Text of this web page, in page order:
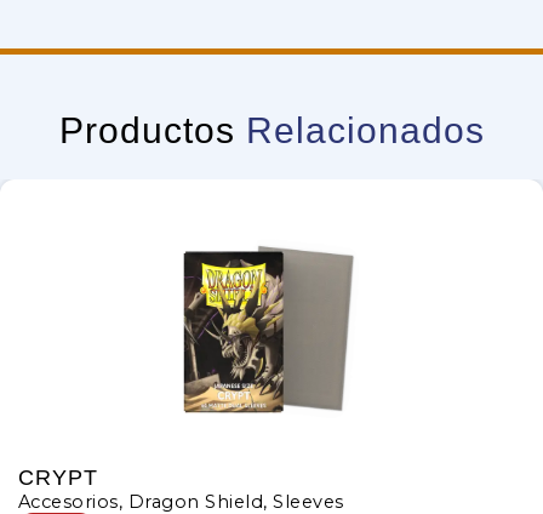
Productos Relacionados
CRYPT
Accesorios, Dragon Shield,Sleeves